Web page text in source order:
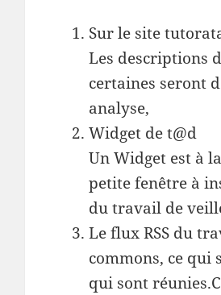
Sur le site
Les descriptions
certaines seront
analyse,
Widget de t@d
Un Widget est à
petite fenêtre à
du travail de
Le flux RSS du
commons, ce qui
qui sont réunies.